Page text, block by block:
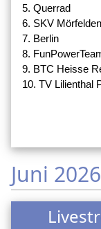
5. Querrad
6. SKV
7. Berlin
8.
9. BTC Heisse
10. TV Lilienthal
Juni 2026